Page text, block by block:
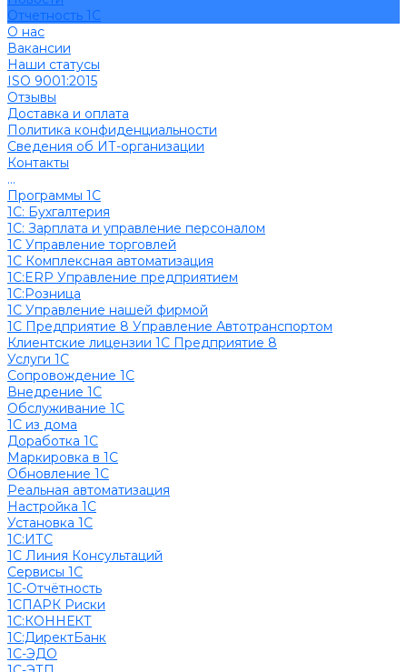
Отчетность 1С
О нас
Вакансии
Наши статусы
ISO 9001:2015
Отзывы
Доставка и оплата
Политика конфиденциальности
Сведения об ИТ-организации
Контакты
...
Программы 1С
1C: Бухгалтерия
1С: Зарплата и управление персоналом
1С Управление торговлей
1С Комплексная автоматизация
1С:ERP Управление предприятием
1С:Розница
1С Управление нашей фирмой
1С Предприятие 8 Управление Автотранспортом
Клиентские лицензии 1С Предприятие 8
Услуги 1С
Сопровождение 1С
Внедрение 1С
Обслуживание 1С
1С из дома
Доработка 1С
Маркировка в 1С
Обновление 1С
Реальная автоматизация
Настройка 1С
Установка 1С
1С:ИТС
1С Линия Консультаций
Сервисы 1С
1С-Отчётность
1СПАРК Риски
1С:КОННЕКТ
1С:ДиректБанк
1С-ЭДО